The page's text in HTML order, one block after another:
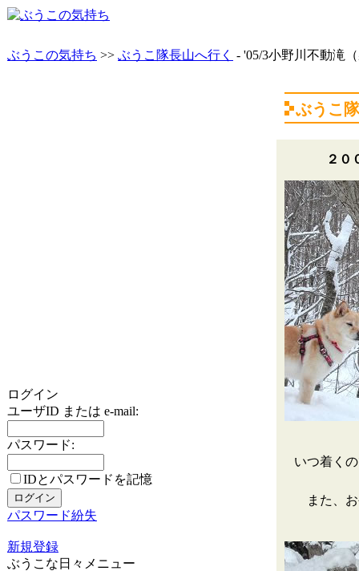
ぶうこの気持ち >> ぶうこ隊長山へ行く - '05/3小野川不動滝
ログイン
ユーザID または e-mail:
パスワード:
IDとパスワードを記憶
パスワード紛失
新規登録
ぶうこな日々メニュー
ぶうこ
２０
いつ着く
また、